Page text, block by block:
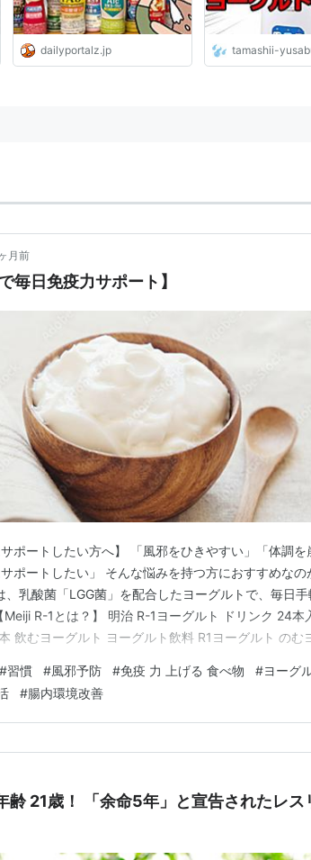
dailyportalz.jp tamashii-
月前
毎日免疫力サポート】
サポートしたい方へ】 「風邪をひきやすい」「体調を
ポートしたい」 そんな悩みを持つ方におすすめなの
、乳酸菌「LGG菌」を配合したヨーグルトで、毎日
R-1とは？】 明治 R-1ヨーグルト ドリンク 24本
飲むヨーグルト ヨーグルト飲料 R1ヨーグルト のむ
天で購入 長年愛される歴史あ…
#習慣 #風邪予防 #免疫 力 上げる 食べ物 #ヨーグ
#腸内環境改善
齢 21歳！ 「余命5年」と宣告されたレス